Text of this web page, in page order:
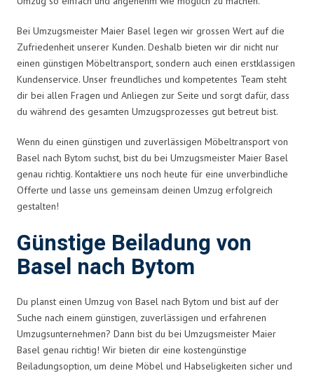
Bei Umzugsmeister Maier Basel legen wir grossen Wert auf die
Zufriedenheit unserer Kunden. Deshalb bieten wir dir nicht nur
einen günstigen Möbeltransport, sondern auch einen erstklassigen
Kundenservice. Unser freundliches und kompetentes Team steht
dir bei allen Fragen und Anliegen zur Seite und sorgt dafür, dass
du während des gesamten Umzugsprozesses gut betreut bist.
Wenn du einen günstigen und zuverlässigen Möbeltransport von
Basel nach Bytom suchst, bist du bei Umzugsmeister Maier Basel
genau richtig. Kontaktiere uns noch heute für eine unverbindliche
Offerte und lasse uns gemeinsam deinen Umzug erfolgreich
gestalten!
Günstige Beiladung von
Basel nach Bytom
Du planst einen Umzug von Basel nach Bytom und bist auf der
Suche nach einem günstigen, zuverlässigen und erfahrenen
Umzugsunternehmen? Dann bist du bei Umzugsmeister Maier
Basel genau richtig! Wir bieten dir eine kostengünstige
Beiladungsoption, um deine Möbel und Habseligkeiten sicher und